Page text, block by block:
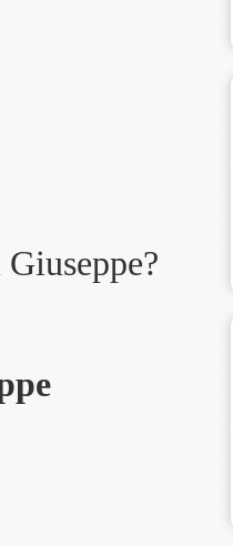
?